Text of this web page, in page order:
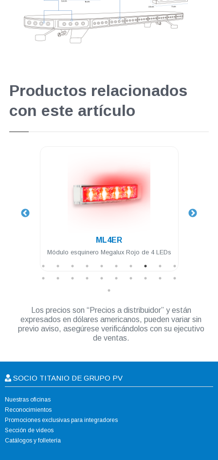
Productos relacionados
con este artículo
ML4ER
Módulo esquinero Megalux Rojo de 4 LEDs
Los precios son “Precios a distribuidor” y están
expresados en dólares americanos, pueden variar sin
previo aviso, asegúrese verificándolos con su ejecutivo
de ventas.
SOCIO TITANIO DE GRUPO PV
Nuestras oficinas
Reconocimientos
Promociones exclusivas para integradores
Sección de videos
Catálogos y folletería